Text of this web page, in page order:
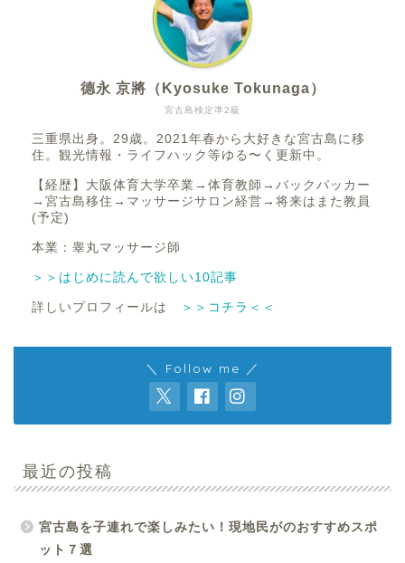
宮古島検定準2級
德永 京將（Kyosuke Tokunaga）
三重県出身。29歳。2021年春から大好きな宮古島に移
住。観光情報・ライフハック等ゆる〜く更新中。
【経歴】大阪体育大学卒業→体育教師→バックパッカー
→宮古島移住→マッサージサロン経営→将来はまた教員
(予定)
本業：睾丸マッサージ師
＞＞はじめに読んで欲しい10記事
詳しいプロフィールは ＞＞コチラ＜＜
＼ Follow me ／
最近の投稿
宮古島を子連れで楽しみたい！現地民がのおすすめスポ
ット７選